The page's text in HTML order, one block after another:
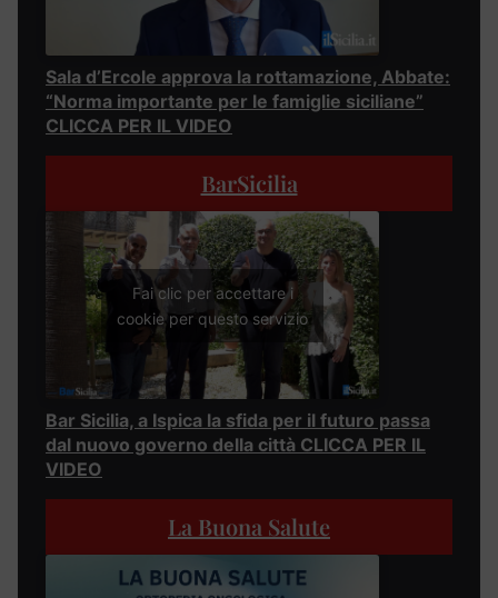
Sala d’Ercole approva la rottamazione, Abbate:
“Norma importante per le famiglie siciliane”
CLICCA PER IL VIDEO
BarSicilia
Fai clic per accettare i
cookie per questo servizio
Bar Sicilia, a Ispica la sfida per il futuro passa
dal nuovo governo della città CLICCA PER IL
VIDEO
La Buona Salute